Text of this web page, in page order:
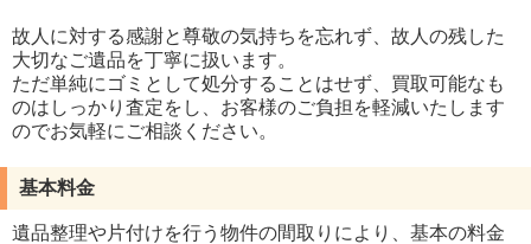
故人に対する感謝と尊敬の気持ちを忘れず、故人の残した
大切なご遺品を丁寧に扱います。
ただ単純にゴミとして処分することはせず、買取可能なも
のはしっかり査定をし、お客様のご負担を軽減いたします
のでお気軽にご相談ください。
基本料金
遺品整理や片付けを行う物件の間取りにより、基本の料金